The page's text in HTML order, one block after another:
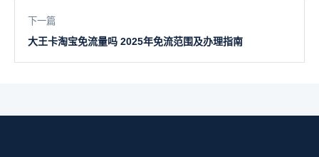
下一篇
大王卡淘宝免流量吗 2025年免流范围及办理指南